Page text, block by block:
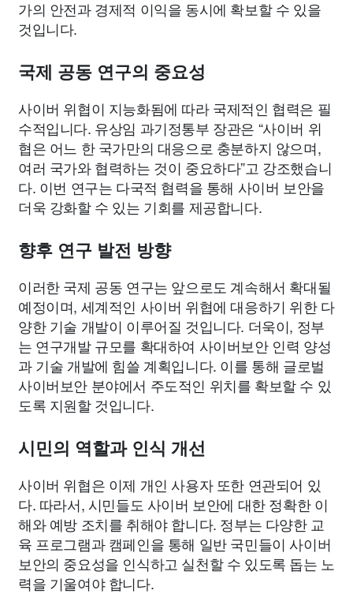
가의 안전과 경제적 이익을 동시에 확보할 수 있을
것입니다.
국제 공동 연구의 중요성
사이버 위협이 지능화됨에 따라 국제적인 협력은 필
수적입니다. 유상임 과기정통부 장관은 “사이버 위
협은 어느 한 국가만의 대응으로 충분하지 않으며,
여러 국가와 협력하는 것이 중요하다”고 강조했습니
다. 이번 연구는 다국적 협력을 통해 사이버 보안을
더욱 강화할 수 있는 기회를 제공합니다.
향후 연구 발전 방향
이러한 국제 공동 연구는 앞으로도 계속해서 확대될
예정이며, 세계적인 사이버 위협에 대응하기 위한 다
양한 기술 개발이 이루어질 것입니다. 더욱이, 정부
는 연구개발 규모를 확대하여 사이버보안 인력 양성
과 기술 개발에 힘쓸 계획입니다. 이를 통해 글로벌
사이버보안 분야에서 주도적인 위치를 확보할 수 있
도록 지원할 것입니다.
시민의 역할과 인식 개선
사이버 위협은 이제 개인 사용자 또한 연관되어 있
다. 따라서, 시민들도 사이버 보안에 대한 정확한 이
해와 예방 조치를 취해야 합니다. 정부는 다양한 교
육 프로그램과 캠페인을 통해 일반 국민들이 사이버
보안의 중요성을 인식하고 실천할 수 있도록 돕는 노
력을 기울여야 합니다.